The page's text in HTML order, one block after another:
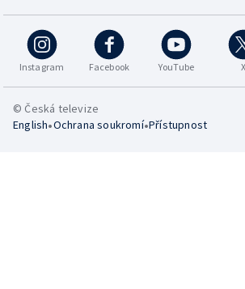
Instagram Facebook YouTube X
© Česká televize
English•Ochrana soukromí•Přístupnost